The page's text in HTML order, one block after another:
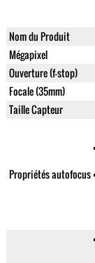
Nom du Produit
Mégapixel
Ouverture (f-stop)
Focale (35mm)
Taille Capteur
Propriétés autofocus